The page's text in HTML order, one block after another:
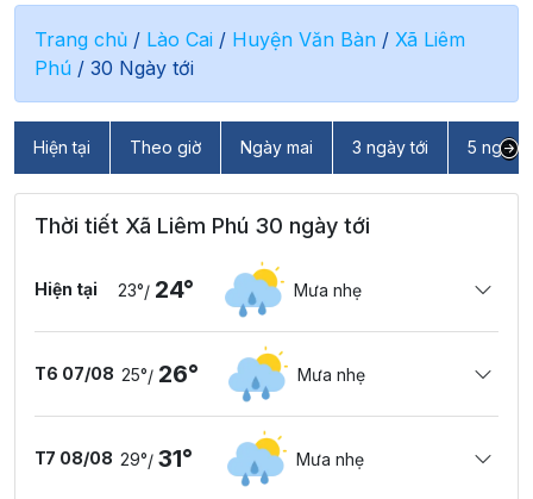
Trang chủ / Lào Cai / Huyện Văn Bàn / Xã Liêm
Phú / 30 Ngày tới
Hiện tại Theo giờ Ngày mai 3 ngày tới 5 ngày
Thời tiết Xã Liêm Phú 30 ngày tới
Hiện tại 23°/ 24° Mưa nhẹ
T6 07/08 25°/ 26° Mưa nhẹ
T7 08/08 29°/ 31° Mưa nhẹ